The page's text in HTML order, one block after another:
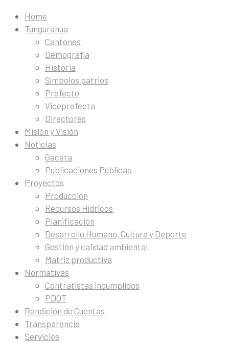
Home
Tungurahua
Cantones
Demografía
Historia
Símbolos patrios
Prefecto
Viceprefecta
Directores
Misión y Visión
Noticias
Gaceta
Publicaciones Públicas
Proyectos
Producción
Recursos Hídricos
Planificación
Desarrollo Humano, Cultura y Deporte
Gestión y calidad ambiental
Matriz productiva
Normativas
Contratistas incumplidos
PDOT
Rendición de Cuentas
Transparencia
Servicios